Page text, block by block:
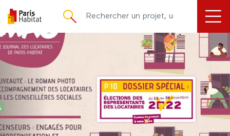
principal